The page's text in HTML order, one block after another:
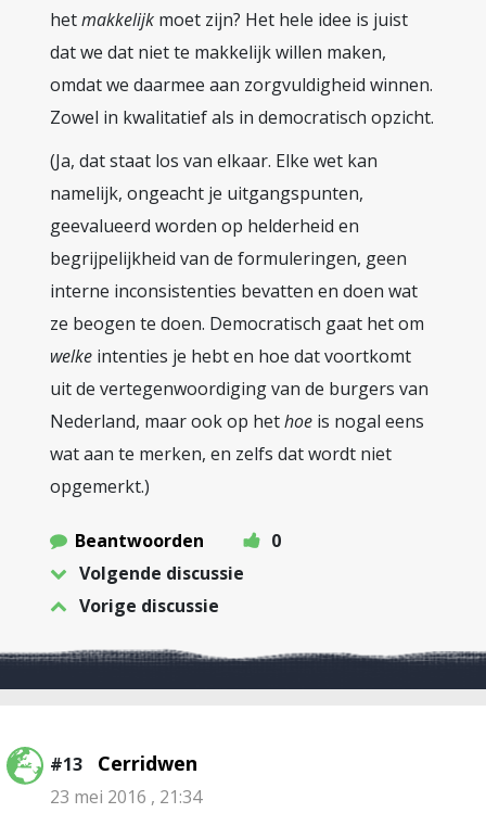
hetmakkelijk moet zijn? Het hele idee is juist
dat we dat niet te makkelijk willen maken,
omdat we daarmee aan zorgvuldigheid winnen.
Zowel in kwalitatief als in democratisch opzicht.
(Ja, dat staat los van elkaar. Elke wet kan
namelijk, ongeacht je uitgangspunten,
geevalueerd worden op helderheid en
begrijpelijkheid van de formuleringen, geen
interne inconsistenties bevatten en doen wat
ze beogen te doen. Democratisch gaat het om
welke intenties je hebt en hoe dat voortkomt
uit de vertegenwoordiging van de burgers van
Nederland, maar ook op hethoe is nogal eens
wat aan te merken, en zelfs dat wordt niet
opgemerkt.)
Beantwoorden
0
Volgende discussie
Vorige discussie
#13 Cerridwen
23 mei 2016 , 21:34